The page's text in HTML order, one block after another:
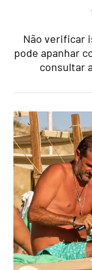
Não verificar
pode apanhar
consultar